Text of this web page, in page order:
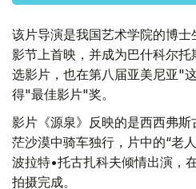
该片导演是我国艺术学院的博
影节上首映，并成为巴什科尔
选影片，也在第八届亚美尼亚"
得"最佳影片"奖。
影片《源泉》反映的是西西弗
茫沙漠中骑车独行，片中的“老
波拉特•托古扎科夫倾情出演，
拍摄完成。